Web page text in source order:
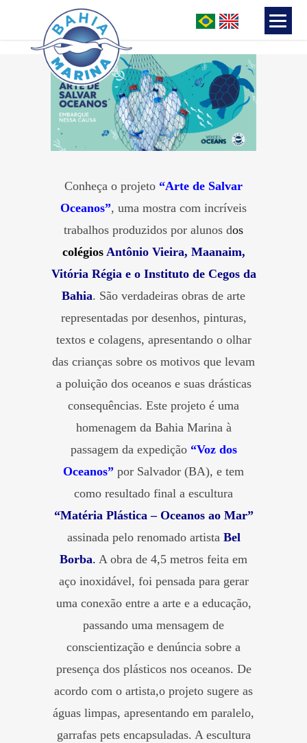
Conheça o projeto “Arte de Salvar
Oceanos”, uma mostra com incríveis
trabalhos produzidos por alunos dos
colégiosAntônio Vieira, Maanaim,
Vitória Régia e o Instituto de Cegos da
Bahia. São verdadeiras obras de arte
representadas por desenhos, pinturas,
textos e colagens, apresentando o olhar
das crianças sobre os motivos que levam
a poluição dos oceanos e suas drásticas
consequências. Este projeto é uma
homenagem da Bahia Marina à
passagem da expedição “Voz dos
Oceanos” por Salvador (BA), e tem
como resultado final a escultura
“Matéria Plástica – Oceanos ao Mar”
assinada pelo renomado artista Bel
Borba. A obra de 4,5 metros feita em
aço inoxidável, foi pensada para gerar
uma conexão entre a arte e a educação,
passando uma mensagem de
conscientização e denúncia sobre a
presença dos plásticos nos oceanos. De
acordo com o artista,o projeto sugere as
águas limpas, apresentando em paralelo,
garrafas pets encapsuladas. A escultura